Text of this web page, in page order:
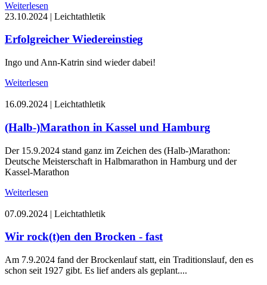
Weiterlesen
23.10.2024 | Leichtathletik
Erfolgreicher Wiedereinstieg
Ingo und Ann-Katrin sind wieder dabei!
Weiterlesen
16.09.2024 | Leichtathletik
(Halb-)Marathon in Kassel und Hamburg
Der 15.9.2024 stand ganz im Zeichen des (Halb-)Marathon:
Deutsche Meisterschaft in Halbmarathon in Hamburg und der
Kassel-Marathon
Weiterlesen
07.09.2024 | Leichtathletik
Wir rock(t)en den Brocken - fast
Am 7.9.2024 fand der Brockenlauf statt, ein Traditionslauf, den es
schon seit 1927 gibt. Es lief anders als geplant....